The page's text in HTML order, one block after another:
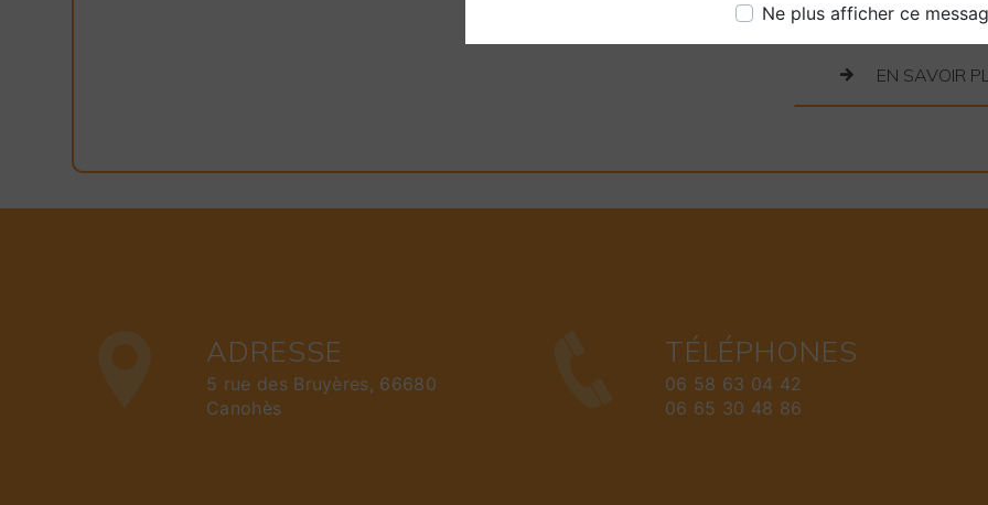
Ne plus afficher ce
EN SAVOIR
ADRESSE
5 rue des Bruyères, 66680
Canohès
TÉLÉPHONES
06 58 63 04 42
06 65 30 48 86